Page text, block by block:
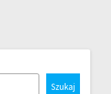
Szukaj